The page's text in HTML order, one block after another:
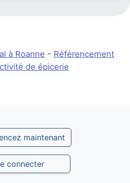
à Roanne - Référencement
de épicerie
maintenant
connecter